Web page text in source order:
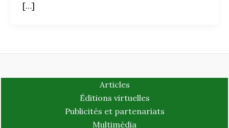
[…]
Articles
Éditions virtuelles
Publicités et partenariats
Multimédia